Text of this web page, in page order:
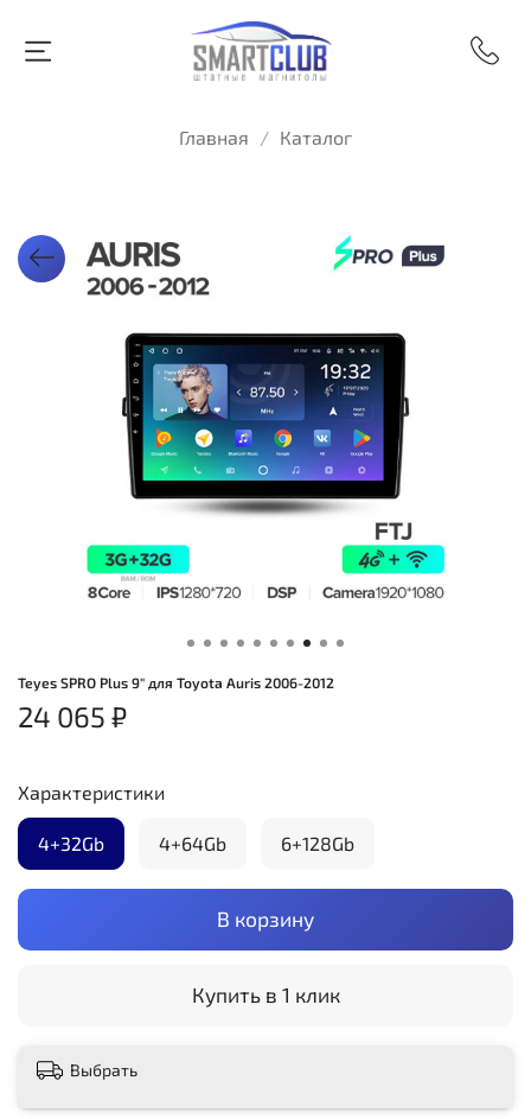
Главная Каталог
Teyes SPRO Plus 9" для Toyota Auris 2006-2012
24 065 ₽
В корзину
Купить в 1 клик
Характеристики
4+32Gb 4+64Gb 6+128Gb
Выбрать